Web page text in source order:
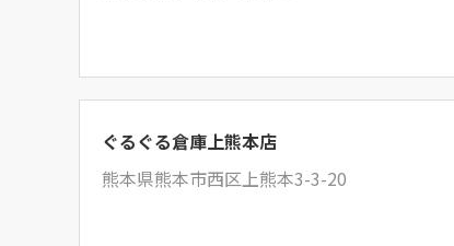
ぐるぐる倉庫上熊本店
熊本県熊本市西区上熊本3-3-20